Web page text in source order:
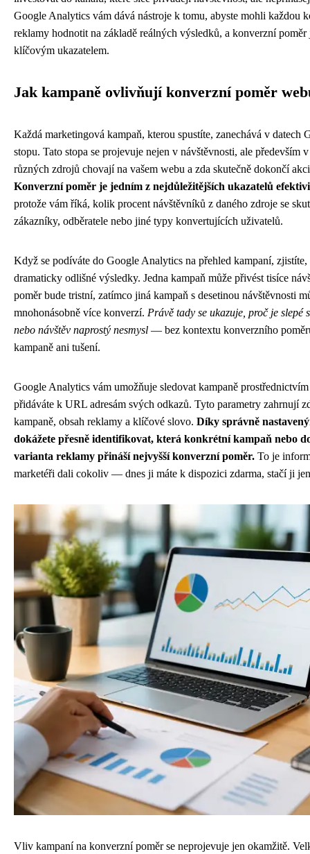
Google Analytics vám dává nástroje k tomu, abyste mohli každou
reklamy hodnotit na základě reálných výsledků, a konverzní poměr
klíčovým ukazatelem.
Jak kampaně ovlivňují konverzní poměr
Každá marketingová kampaň, kterou spustíte, zanechává v datech
stopu. Tato stopa se projevuje nejen v návštěvnosti, ale především
různých zdrojů chovají na vašem webu a zda skutečně dokončí
Konverzní poměr je jedním z nejdůležitějších ukazatelů
protože vám říká, kolik procent návštěvníků z daného zdroje se
zákazníky, odběratele nebo jiné typy konvertujících uživatelů.
Když se podíváte do Google Analytics na přehled kampaní, zjistíte,
dramaticky odlišné výsledky. Jedna kampaň může přivést tisíce
poměr bude tristní, zatímco jiná kampaň s desetinou návštěvnosti
mnohonásobně více konverzí. Právě tady se ukazuje, proč je slepé
nebo návštěv naprostý nesmysl — bez kontextu konverzního
kampaně ani tušení.
Google Analytics vám umožňuje sledovat kampaně
přidáváte k URL adresám svých odkazů. Tyto parametry zahrnují
kampaně, obsah reklamy a klíčové slovo. Díky správně
dokážete přesně identifikovat, která konkrétní kampaň nebo
varianta reklamy přináší nejvyšší konverzní poměr. To je
marketéři dali cokoliv — dnes ji máte k dispozici zdarma, stačí ji
Vliv kampaní na konverzní poměr se neprojevuje jen okamžitě.